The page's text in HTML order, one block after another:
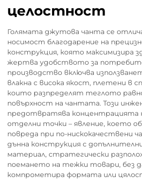
целостност
Голямата джутова чанта се
носимост благодарение на
конструкция, която максимизира
жертва удобството за
производство включва
влакна с висока якост, плетени в
които разпределят теглото
повърхност на чантата. Този
предотвратява концентрацията
отделни точки – явление, което
повреда при по-нискокачествени
дънна конструкция с
материал, стратегически
поемането на тежки товари, без
компрометира формата или